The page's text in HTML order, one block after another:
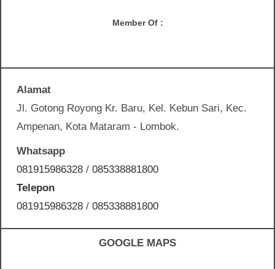
Member Of :
Alamat
Jl. Gotong Royong Kr. Baru, Kel. Kebun Sari, Kec.
Ampenan, Kota Mataram - Lombok.
Whatsapp
081915986328 / 085338881800
Telepon
081915986328 / 085338881800
GOOGLE MAPS